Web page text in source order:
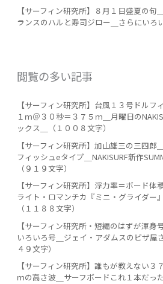
【サーフィン研究所】８月１日盛夏の句
ランスのハルと寿司ジロー＿さらにいろ
閲覧の多い記事
【サーフィン研究所】台風１３号ドルフ
１ｍ＠３０秒＝３７５ｍ＿月曜日の
ックス＿（１００８文字）
【サーフィン研究所】加山雄三の三四郎
フィッシュeタイプ＿NAKISURF新作
（９１９文字）
【サーフィン研究所】浮力率＝ボード体
ライト・ロマンチカ『ミニ・グライダー
（１１８８文字）
【サーフィン研究所・短編のはずが渾身
いろいろ号＿ジェイ・アダムスのピザ屋
４９文字）
【サーフィン研究所】誰もが教えない３
ｍの高さ波＿サーフボードこれ１本だっ